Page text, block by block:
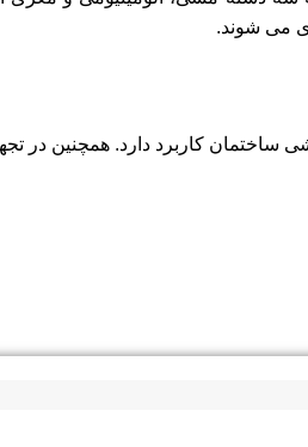
کاربرد دارد. همچنین در